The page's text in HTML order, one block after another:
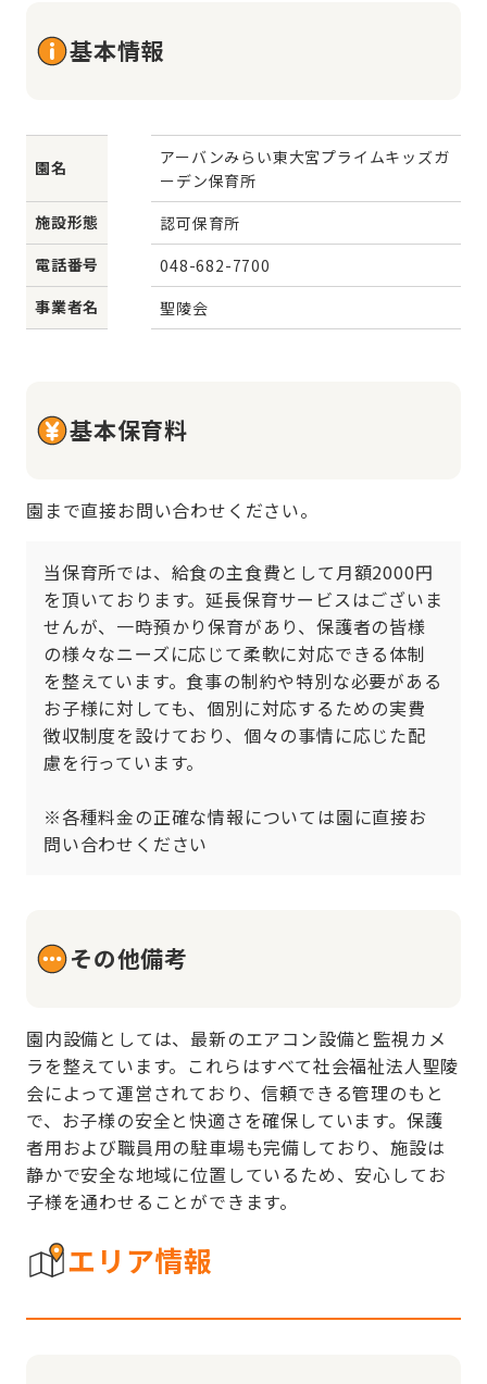
基本情報
園名
アーバンみらい東大宮プライムキッズガ
ーデン保育所
施設形態
認可保育所
電話番号
048-682-7700
事業者名
聖陵会
基本保育料
園まで直接お問い合わせください。
当保育所では、給食の主食費として月額2000円
を頂いております。延長保育サービスはございま
せんが、一時預かり保育があり、保護者の皆様
の様々なニーズに応じて柔軟に対応できる体制
を整えています。食事の制約や特別な必要がある
お子様に対しても、個別に対応するための実費
徴収制度を設けており、個々の事情に応じた配
慮を行っています。
※各種料金の正確な情報については園に直接お
問い合わせください
その他備考
園内設備としては、最新のエアコン設備と監視カメ
ラを整えています。これらはすべて社会福祉法人聖陵
会によって運営されており、信頼できる管理のもと
で、お子様の安全と快適さを確保しています。保護
者用および職員用の駐車場も完備しており、施設は
静かで安全な地域に位置しているため、安心してお
子様を通わせることができます。
エリア情報